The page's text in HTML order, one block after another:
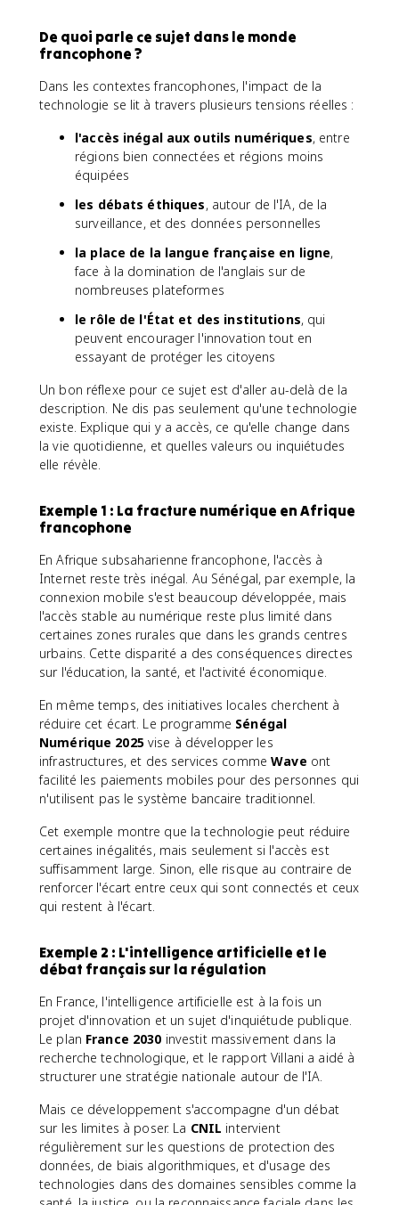
De quoi parle ce sujet dans le monde
francophone ?
Dans les contextes francophones, l'impact de la
technologie se lit à travers plusieurs tensions réelles :
l'accès inégal aux outils numériques, entre
régions bien connectées et régions moins
équipées
les débats éthiques, autour de l'IA, de la
surveillance, et des données personnelles
la place de la langue française en ligne,
face à la domination de l'anglais sur de
nombreuses plateformes
le rôle de l'État et des institutions, qui
peuvent encourager l'innovation tout en
essayant de protéger les citoyens
Un bon réflexe pour ce sujet est d'aller au-delà de la
description. Ne dis pas seulement qu'une technologie
existe. Explique qui y a accès, ce qu'elle change dans
la vie quotidienne, et quelles valeurs ou inquiétudes
elle révèle.
Exemple 1 : La fracture numérique en Afrique
francophone
En Afrique subsaharienne francophone, l'accès à
Internet reste très inégal. Au Sénégal, par exemple, la
connexion mobile s'est beaucoup développée, mais
l'accès stable au numérique reste plus limité dans
certaines zones rurales que dans les grands centres
urbains. Cette disparité a des conséquences directes
sur l'éducation, la santé, et l'activité économique.
En même temps, des initiatives locales cherchent à
réduire cet écart. Le programme Sénégal
Numérique 2025vise à développer les
infrastructures, et des services commeWave ont
facilité les paiements mobiles pour des personnes qui
n'utilisent pas le système bancaire traditionnel.
Cet exemple montre que la technologie peut réduire
certaines inégalités, mais seulement si l'accès est
suffisamment large. Sinon, elle risque au contraire de
renforcer l'écart entre ceux qui sont connectés et ceux
qui restent à l'écart.
Exemple 2 : L'intelligence artificielle et le
débat français sur la régulation
En France, l'intelligence artificielle est à la fois un
projet d'innovation et un sujet d'inquiétude publique.
Le plan France 2030 investit massivement dans la
recherche technologique, et le rapport Villani a aidé à
structurer une stratégie nationale autour de l'IA.
Mais ce développement s'accompagne d'un débat
sur les limites à poser. La CNIL intervient
régulièrement sur les questions de protection des
données, de biais algorithmiques, et d'usage des
technologies dans des domaines sensibles comme la